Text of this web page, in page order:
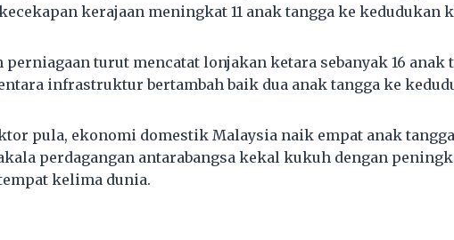
kerajaan meningkat 11 anak tangga ke kedudukan
perniagaan turut mencatat lonjakan ketara sebanyak 16 anak
infrastruktur bertambah baik dua anak tangga ke
pula, ekonomi domestik Malaysia naik empat anak
perdagangan antarabangsa kekal kukuh dengan
kelima dunia.